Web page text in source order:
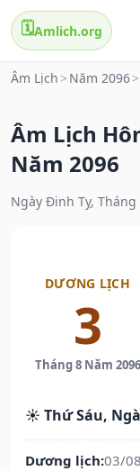
🗓️Amlich.org
Âm Lịch > Năm 2096>
Âm Lịch
Năm 2096
Ngày Đinh Tỵ,
DƯƠNG LỊCH
3
Tháng 8 Năm 2096
☀️ Thứ Sáu,
Dương lịch:03/